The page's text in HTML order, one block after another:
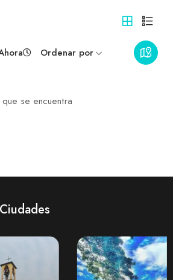
Ordenar por
se encuentra